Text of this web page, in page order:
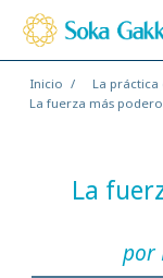
Inicio La práctica
La fuerza más
La
por